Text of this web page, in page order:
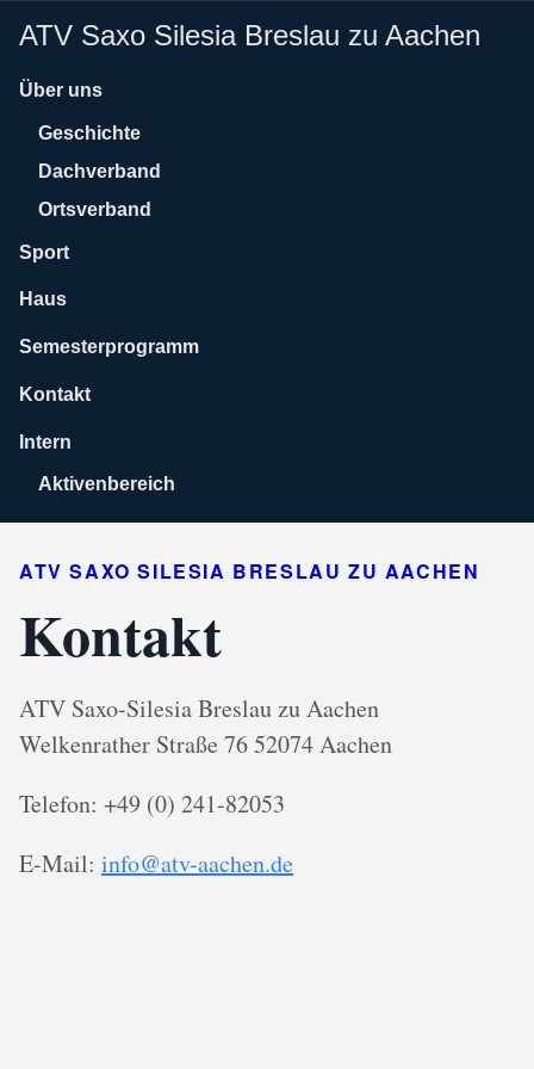
ATV Saxo Silesia Breslau zu Aachen
Über uns
Geschichte
Dachverband
Ortsverband
Sport
Haus
Semesterprogramm
Kontakt
Intern
Aktivenbereich
ATV SAXO SILESIA BRESLAU ZU AACHEN
Kontakt
ATV Saxo-Silesia Breslau zu Aachen
Welkenrather Straße 76 52074 Aachen
Telefon: +49 (0) 241-82053
E-Mail: info@atv-aachen.de